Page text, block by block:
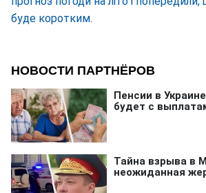
буде коротким.